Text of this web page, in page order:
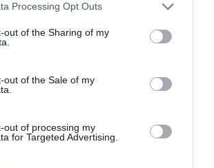
website/app uses one or more Google
visit or usage behaviour. You may click to
to Google and its third-party tags to
below specified purposes in below Google
Processing Opt Outs
out of the Sharing of my
out of the Sale of my
out of processing my
for Targeted Advertising.
αισθανόμαστε ιδιαίτερη
το πρόγραμμα αυτό ενώνει
περισσότερες από
ερευνητικούς φορείς
Αστεροσκοπείο Αθηνών, αλλά
επενδυτές μας. Ο